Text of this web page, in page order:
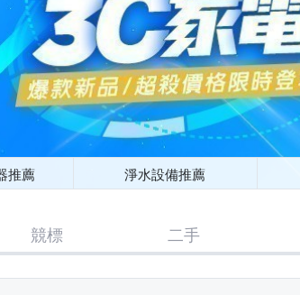
推薦 淨水設備推薦
競標 二手